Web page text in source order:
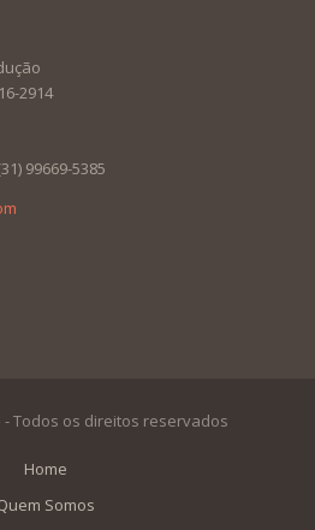
2914
99669-5385
- Todos os direitos reservados
Home
Somos